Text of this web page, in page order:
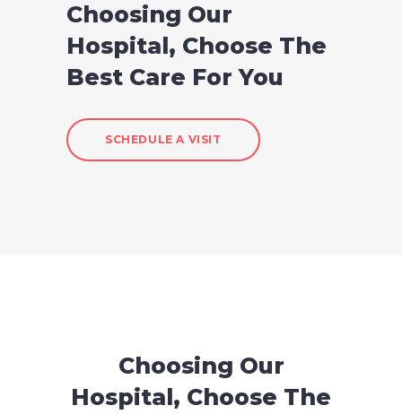
Choosing Our
Hospital, Choose The
Best Care For You
SCHEDULE A VISIT
Choosing Our
Hospital, Choose The